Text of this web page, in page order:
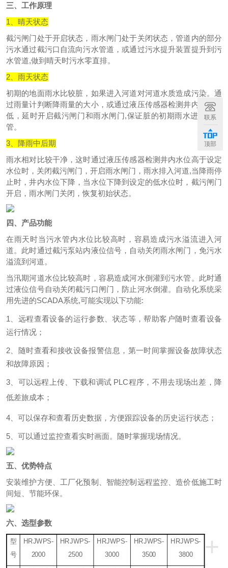
三、工作原理
1、晴天状态
截污闸门处于开启状态，雨水闸门处于关闭状态，管道内的部分
污水通过截污口自流向污水管道，或通过污水提升装置提升到污
水管道,做到晴天时污水零直排。
2、雨天状态
初期的地面雨水比较脏，如果进入河道对河道水质造成污染。通
过雨量计判断降雨量的大小，或通过液压传感器检测井内水位高
低，延时开启截污闸门和雨水闸门,保证脏的初期雨水进入污水
管。
3、降雨中后期
雨水相对比较干净，这时通过液压传感器检测井内水位高于设定
水位时，关闭截污闸门，开启雨水闸门，雨水排入河道,当降雨停
止时，井内水位下降，当水位下降到设定的低水位时，截污闸门
开启，雨水闸门关闭，恢复初始状态。
四、产品功能
在雨天时当污水管内水位比较高时，容易造成污水溢流进入河
道。此时通过截污泵站内液位信号，自动关闭雨水闸门，免污水
溢流到河道。
当汛期河道水位比较高时，容易造成河水倒灌到污水管。此时通
过液位信号自动关闭截污口闸门，防止河水倒灌。自动化系统采
用先进的SCADA系统,可能实现以下功能:
1、 远程查看设备的运行参数、状态等，帮助客户随时查看设备
运行情况；
2、 随时查看和接收设备报警信息，第一时间掌握设备故障状态
和故障原因；
3、 可以远程上传、下载和调试 PLC程序，不用去现场出差，降
低差旅成本；
4、 可以保存和查看历史数据，方便跟踪设备的历史运行状态；
5、可以通过监控查看实时画面。随时掌握现场情况。
五、优势特点
安装维护方便、工厂化预制、智能控制远程监控、造价低施工时
间短、节能环保。
六、选型参数
+
型
号
HRJWPS-
2000
HRJWPS-
2500
HRJWPS-
3000
HRJWPS-
3500
HRJWPS-
3800
联系
顶部